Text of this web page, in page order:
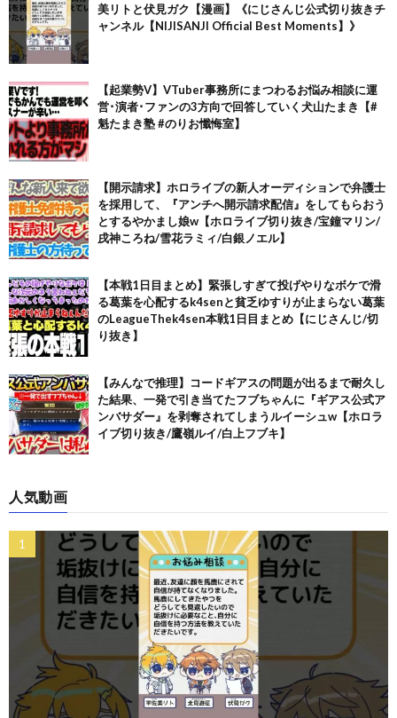
美リトと伏見ガク【漫画】《にじさんじ公式切り抜きチ
ャンネル【NIJISANJI Official Best Moments】》
【起業勢V】VTuber事務所にまつわるお悩み相談に運
営･演者･ファンの3方向で回答していく犬山たまき【#
魁たまき塾 #のりお懺悔室】
【開示請求】ホロライブの新人オーディションで弁護士
を採用して、『アンチへ開示請求配信』をしてもらおう
とするやかまし娘w【ホロライブ切り抜き/宝鐘マリン/
戌神ころね/雪花ラミィ/白銀ノエル】
【本戦1日目まとめ】緊張しすぎて投げやりなボケで滑
る葛葉を心配するk4senと貧乏ゆすりが止まらない葛葉
のLeagueThek4sen本戦1日目まとめ【にじさんじ/切
り抜き】
【みんなで推理】コードギアスの問題が出るまで耐久し
た結果、一発で引き当てたフブちゃんに『ギアス公式ア
ンバサダー』を剥奪されてしまうルイーシュw【ホロラ
イブ切り抜き/鷹嶺ルイ/白上フブキ】
人気動画